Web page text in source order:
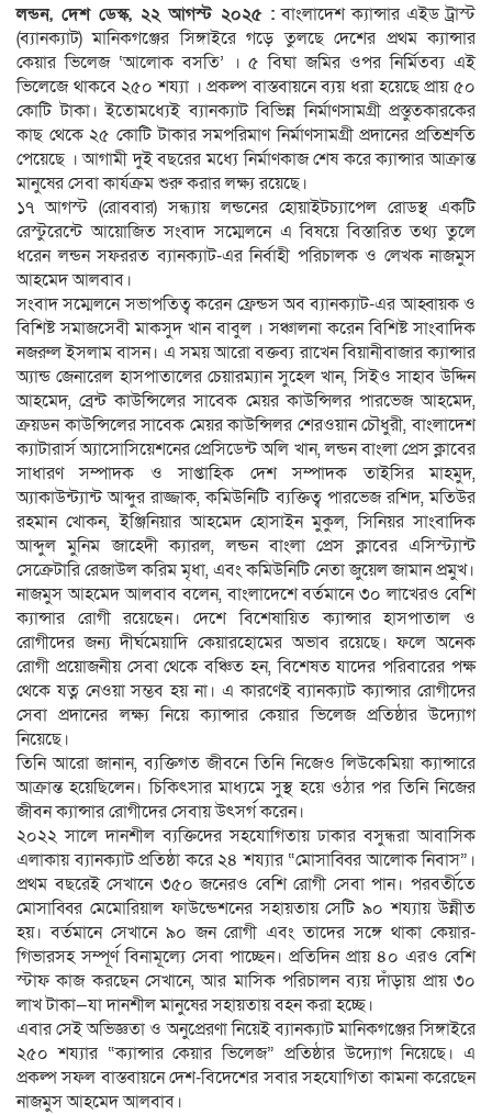
লন্ডন, দেশ ডেস্ক, ২২ আগস্ট ২০২৫ : বাংলাদেশ ক্যান্সার এইড ট্রাস্ট
(ব্যানক্যাট) মানিকগঞ্জের সিঙ্গাইরে গড়ে তুলছে দেশের প্রথম ক্যান্সার
কেয়ার ভিলেজ ‘আলোক বসতি’ । ৫ বিঘা জমির ওপর নির্মিতব্য এই
ভিলেজে থাকবে ২৫০ শয্যা । প্রকল্প বাস্তবায়নে ব্যয় ধরা হয়েছে প্রায় ৫০
কোটি টাকা। ইতোমধ্যেই ব্যানক্যাট বিভিন্ন নির্মাণসামগ্রী প্রস্তুতকারকের
কাছ থেকে ২৫ কোটি টাকার সমপরিমাণ নির্মাণসামগ্রী প্রদানের প্রতিশ্রুতি
পেয়েছে । আগামী দুই বছরের মধ্যে নির্মাণকাজ শেষ করে ক্যান্সার আক্রান্ত
মানুষের সেবা কার্যক্রম শুরু করার লক্ষ্য রয়েছে।
১৭ আগস্ট (রোববার) সন্ধ্যায় লন্ডনের হোয়াইটচ্যাপেল রোডস্থ একটি
রেস্টুরেন্টে আয়োজিত সংবাদ সম্মেলনে এ বিষয়ে বিস্তারিত তথ্য তুলে
ধরেন লন্ডন সফররত ব্যানক্যাট-এর নির্বাহী পরিচালক ও লেখক নাজমুস
আহমেদ আলবাব।
সংবাদ সম্মেলনে সভাপতিত্ব করেন ফ্রেন্ডস অব ব্যানক্যাট-এর আহ্বায়ক ও
বিশিষ্ট সমাজসেবী মাকসুদ খান বাবুল । সঞ্চালনা করেন বিশিষ্ট সাংবাদিক
নজরুল ইসলাম বাসন। এ সময় আরো বক্তব্য রাখেন বিয়ানীবাজার ক্যান্সার
অ্যান্ড জেনারেল হাসপাতালের চেয়ারম্যান সুহেল খান, সিইও সাহাব উদ্দিন
আহমেদ, ব্রেন্ট কাউন্সিলের সাবেক মেয়র কাউন্সিলর পারভেজ আহমেদ,
ক্রয়ডন কাউন্সিলের সাবেক মেয়র কাউন্সিলর শেরওয়ান চৌধুরী, বাংলাদেশ
ক্যাটারার্স অ্যাসোসিয়েশনের প্রেসিডেন্ট অলি খান, লন্ডন বাংলা প্রেস ক্লাবের
সাধারণ সম্পাদক ও সাপ্তাহিক দেশ সম্পাদক তাইসির মাহমুদ,
অ্যাকাউন্ট্যান্ট আব্দুর রাজ্জাক, কমিউনিটি ব্যক্তিত্ব পারভেজ রশিদ, মতিউর
রহমান খোকন, ইঞ্জিনিয়ার আহমেদ হোসাইন মুকুল, সিনিয়র সাংবাদিক
আব্দুল মুনিম জাহেদী ক্যারল, লন্ডন বাংলা প্রেস ক্লাবের এসিস্ট্যান্ট
সেক্রেটারি রেজাউল করিম মৃধা, এবং কমিউনিটি নেতা জুয়েল জামান প্রমুখ।
নাজমুস আহমেদ আলবাব বলেন, বাংলাদেশে বর্তমানে ৩০ লাখেরও বেশি
ক্যান্সার রোগী রয়েছেন। দেশে বিশেষায়িত ক্যান্সার হাসপাতাল ও
রোগীদের জন্য দীর্ঘমেয়াদি কেয়ারহোমের অভাব রয়েছে। ফলে অনেক
রোগী প্রয়োজনীয় সেবা থেকে বঞ্চিত হন, বিশেষত যাদের পরিবারের পক্ষ
থেকে যত্ন নেওয়া সম্ভব হয় না। এ কারণেই ব্যানক্যাট ক্যান্সার রোগীদের
সেবা প্রদানের লক্ষ্য নিয়ে ক্যান্সার কেয়ার ভিলেজ প্রতিষ্ঠার উদ্যোগ
নিয়েছে।
তিনি আরো জানান, ব্যক্তিগত জীবনে তিনি নিজেও লিউকেমিয়া ক্যান্সারে
আক্রান্ত হয়েছিলেন। চিকিৎসার মাধ্যমে সুস্থ হয়ে ওঠার পর তিনি নিজের
জীবন ক্যান্সার রোগীদের সেবায় উৎসর্গ করেন।
২০২২ সালে দানশীল ব্যক্তিদের সহযোগিতায় ঢাকার বসুন্ধরা আবাসিক
এলাকায় ব্যানক্যাট প্রতিষ্ঠা করে ২৪ শয্যার “মোসাব্বির আলোক নিবাস”।
প্রথম বছরেই সেখানে ৩৫০ জনেরও বেশি রোগী সেবা পান। পরবর্তীতে
মোসাব্বির মেমোরিয়াল ফাউন্ডেশনের সহায়তায় সেটি ৯০ শয্যায় উন্নীত
হয়। বর্তমানে সেখানে ৯০ জন রোগী এবং তাদের সঙ্গে থাকা কেয়ার-
গিভারসহ সম্পূর্ণ বিনামূল্যে সেবা পাচ্ছেন। প্রতিদিন প্রায় ৪০ এরও বেশি
স্টাফ কাজ করছেন সেখানে, আর মাসিক পরিচালন ব্যয় দাঁড়ায় প্রায় ৩০
লাখ টাকা—যা দানশীল মানুষের সহায়তায় বহন করা হচ্ছে।
এবার সেই অভিজ্ঞতা ও অনুপ্রেরণা নিয়েই ব্যানক্যাট মানিকগঞ্জের সিঙ্গাইরে
২৫০ শয্যার “ক্যান্সার কেয়ার ভিলেজ” প্রতিষ্ঠার উদ্যোগ নিয়েছে। এ
প্রকল্প সফল বাস্তবায়নে দেশ-বিদেশের সবার সহযোগিতা কামনা করেছেন
নাজমুস আহমেদ আলবাব।